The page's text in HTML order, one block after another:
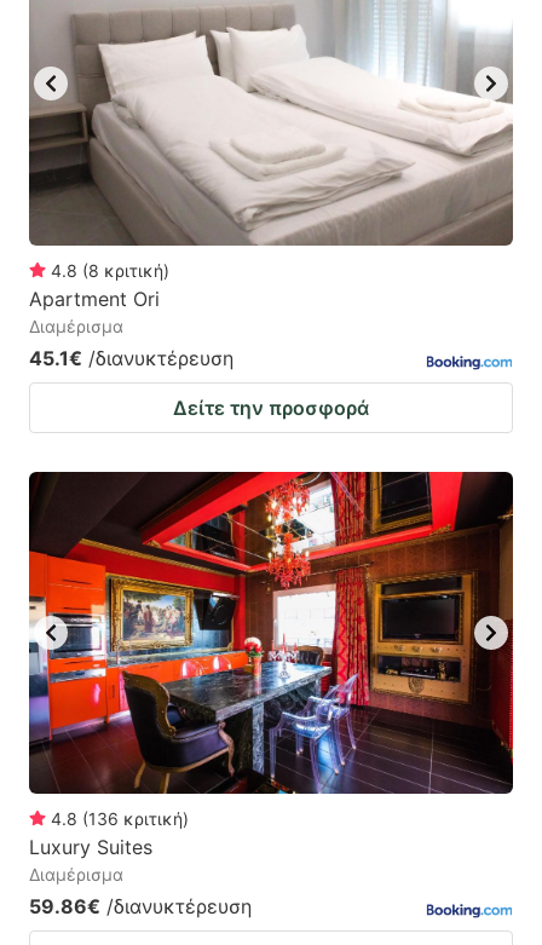
mark
key
to
get
the
keyboard
shortcuts
for
changing
dates.
mark
key
get
the
keyboard
shortcuts
4.8 (8 κριτική)
Apartment Ori
Διαμέρισμα
45.1€ /διανυκτέρευση
Δείτε την προσφορά
4.8 (136 κριτική)
Luxury Suites
Διαμέρισμα
59.86€ /διανυκτέρευση